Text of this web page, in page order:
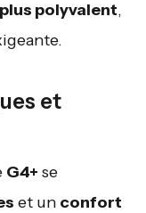
plus polyvalent,
et
G4+ se
et un confort